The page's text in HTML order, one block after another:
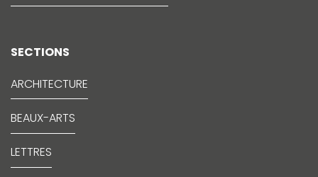
SECTIONS
ARCHITECTURE
BEAUX-ARTS
LETTRES